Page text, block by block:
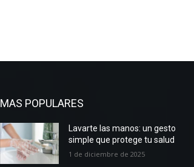
MAS POPULARES
Lavarte las manos: un gesto
simple que protege tu salud
1 de diciembre de 2025